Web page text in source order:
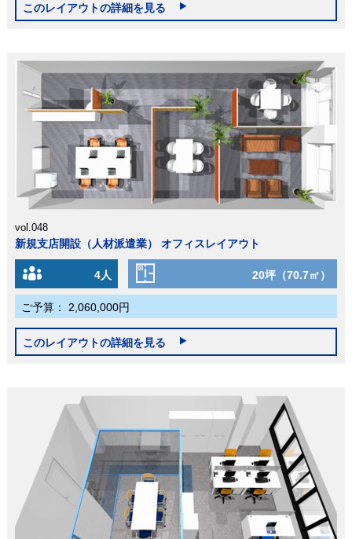
このレイアウトの詳細を見る
vol.048
新規支店開設（人材派遣業） オフィスレイアウト
4人 20坪（70.7㎡）
ご予算： 2,060,000円
このレイアウトの詳細を見る